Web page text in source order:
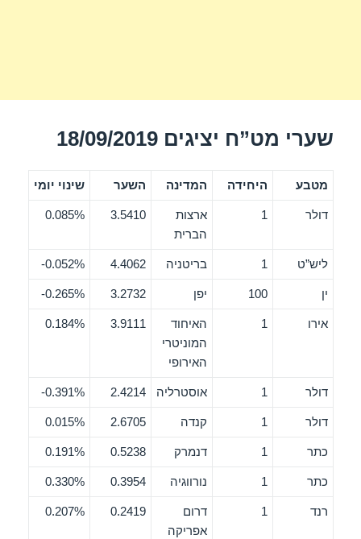
שערי מט”ח יציגים 18/09/2019
מטבע היחידה המדינה השער שינוי יומי
דולר 1
ארצות
הברית
3.5410
0.085%
ליש”ט 1 בריטניה 4.4062
0.052%-
ין 100 יפן 3.2732
0.265%-
אירו 1
האיחוד
המוניטרי
האירופי
3.9111
0.184%
דולר 1 אוסטרליה 2.4214
0.391%-
דולר 1 קנדה 2.6705
0.015%
כתר 1 דנמרק 0.5238
0.191%
כתר 1 נורווגיה 0.3954
0.330%
רנד 1
דרום
אפריקה
0.2419
0.207%